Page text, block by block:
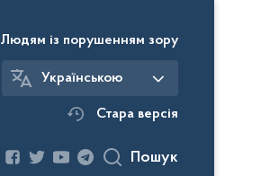
Людям із порушенням зору
Українською
Стара версія
Пошук